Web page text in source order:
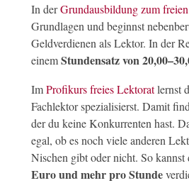
In derGrundausbildung zum
Grundlagen und beginnst
Geldverdienen als Lektor. In der
einemStundensatz von
ImProfikurs freies Lektoratlernst
Fachlektor spezialisierst. Damit
der du keine Konkurrenten hast.
egal, ob es noch viele anderen
Nischen gibt oder nicht. So kannst
Euro und mehr pro Stunde